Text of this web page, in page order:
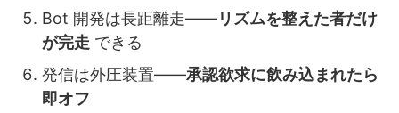
Bot 開発は長距離走――リズムを整えた者だけ
が完走 できる
発信は外圧装置――承認欲求に飲み込まれたら
即オフ